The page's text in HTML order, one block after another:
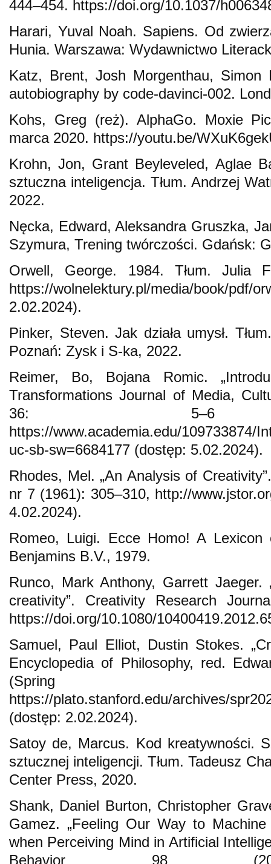
444–454. https://doi.org/10.1037/
Harari, Yuval Noah. Sapiens. Od
Hunia. Warszawa: Wydawnictwo
Katz, Brent, Josh Morgenthau,
autobiography by code-davinci-002.
Kohs, Greg (reż). AlphaGo. Moxie
marca 2020. https://youtu.be/
Krohn, Jon, Grant Beyleveled, Aglae
sztuczna inteligencja. Tłum. Andrzej
2022.
Nęcka, Edward, Aleksandra Gruszka,
Szymura, Trening twórczości. Gdańsk:
Orwell, George. 1984. Tłum. Julia
https://wolnelektury.pl/media/book/pdf/
2.02.2024).
Pinker, Steven. Jak działa umysł.
Poznań: Zysk i S-ka, 2022.
Reimer, Bo, Bojana Romic.
Transformations Journal of Media,
36: 5–6
https://www.academia.edu/109733874/
uc-sb-sw=6684177 (dostęp: 5.02.2024).
Rhodes, Mel. „An Analysis of
nr 7 (1961): 305–310, http://
4.02.2024).
Romeo, Luigi. Ecce Homo! A
Benjamins B.V., 1979.
Runco, Mark Anthony, Garrett Jaeger.
creativity”. Creativity Research
https://doi.org/10.1080/
Samuel, Paul Elliot, Dustin Stokes.
Encyclopedia of Philosophy, red.
(Spring
https://plato.stanford.edu/archives/
(dostęp: 2.02.2024).
Satoy de, Marcus. Kod kreatywności.
sztucznej inteligencji. Tłum. Tadeusz
Center Press, 2020.
Shank, Daniel Burton, Christopher
Gamez. „Feeling Our Way to
when Perceiving Mind in Artificial
Behavior 98